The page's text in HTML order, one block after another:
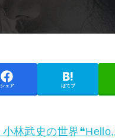
シェア はてブ
小林武史の世界